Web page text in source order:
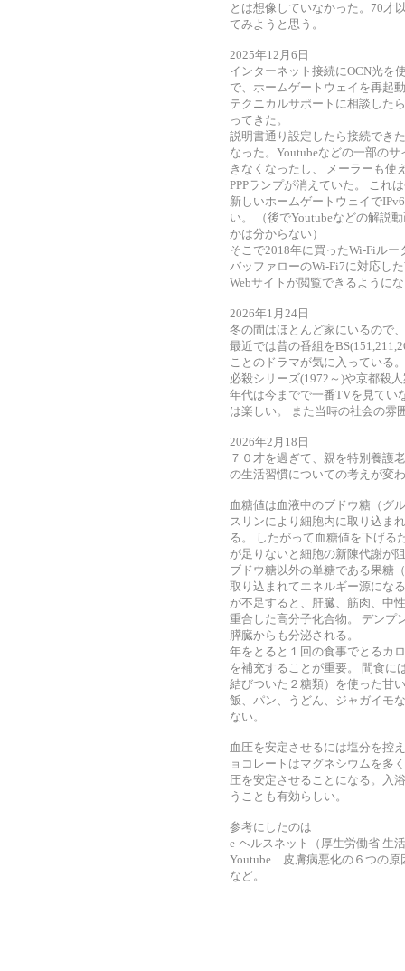
とは想像していなかった。70才
てみようと思う。
2025年12月6日
インターネット接続にOCN光を
で、ホームゲートウェイを再起
テクニカルサポートに相談した
ってきた。
説明書通り設定したら接続でき
なった。Youtubeなどの一部の
きなくなったし、 メーラーも使
PPPランプが消えていた。 これ
新しいホームゲートウェイで
い。 （後でYoutubeなどの解説
かは分からない）
そこで2018年に買ったWi-Fiルー
バッファローのWi-Fi7に対応し
Webサイトが閲覧できるように
2026年1月24日
冬の間はほとんど家にいるので
最近では昔の番組を
ことのドラマが気に入っている。
必殺シリーズ(1972～)や京都殺
年代は今までで一番TVを見てい
は楽しい。 また当時の社会の雰
2026年2月18日
７０才を過ぎて、親を特別養護
の生活習慣についての考えが変
血糖値は血液中のブドウ糖（グ
スリンにより細胞内に取り込ま
る。 したがって血糖値を下げる
が足りないと細胞の新陳代謝が
ブドウ糖以外の単糖である果糖
取り込まれてエネルギー源にな
が不足すると、肝臓、筋肉、中
重合した高分子化合物。 デンプ
膵臓からも分泌される。
年をとると１回の食事でとるカ
を補充することが重要。 間食に
結びついた２糖類）を使った甘
飯、パン、うどん、ジャガイモ
ない。
血圧を安定させるには塩分を控
ョコレートはマグネシウムを多
圧を安定させることになる。入
うことも有効らしい。
参考にしたのは
e-ヘルスネット（厚生労働省 生
Youtube 皮膚病悪化の６つの原
など。